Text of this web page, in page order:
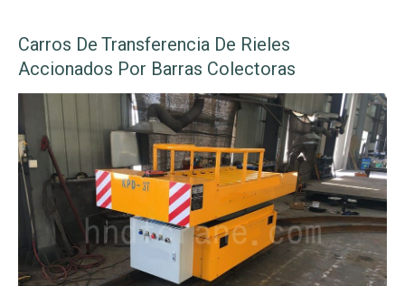
Carros De Transferencia De Rieles
Accionados Por Barras Colectoras